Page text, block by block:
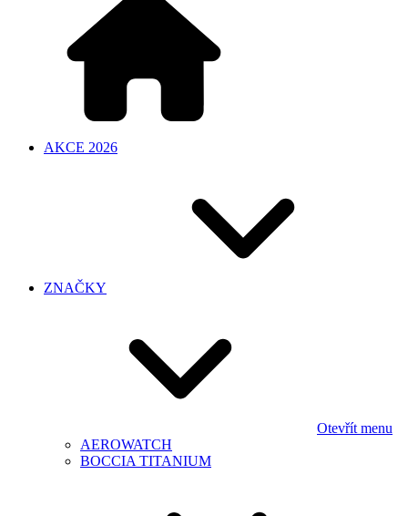
AKCE 2026
ZNAČKY
Otevřít menu
AEROWATCH
BOCCIA TITANIUM